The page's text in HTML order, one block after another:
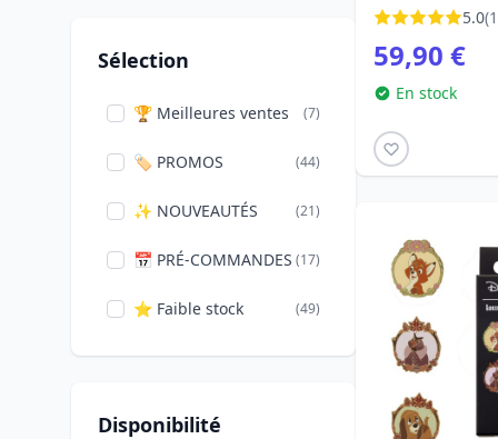
Sélection
🏆 Meilleures ventes (7)
🏷️ PROMOS (44)
✨ NOUVEAUTÉS (21)
📅 PRÉ-COMMANDES (17)
⭐ Faible stock (49)
Disponibilité
Rouky -
5.0
59,90 €
En stock